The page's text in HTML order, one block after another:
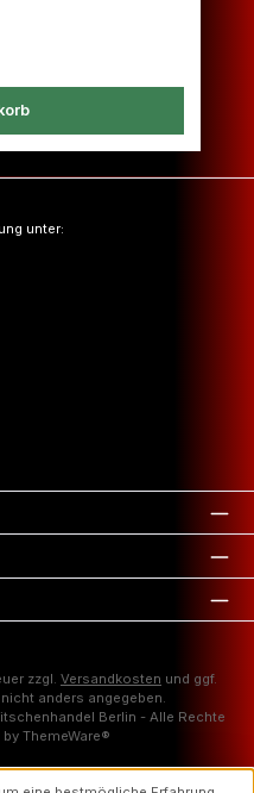
unter:
zzgl. Versandkosten und ggf.
anders angegeben.
Berlin - Alle Rechte
by ThemeWare®